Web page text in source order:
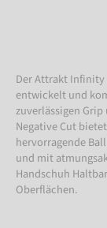
Der Attrakt
entwickelt und
zuverlässigen
Negative Cut
hervorragende
und mit
Handschuh
Oberflächen.